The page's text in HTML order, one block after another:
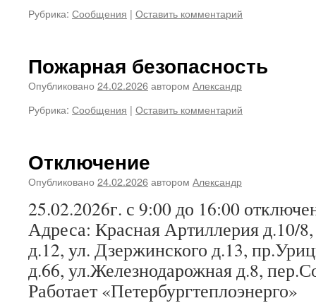
Рубрика: Сообщения | Оставить комментарий
Пожарная безопасность
Опубликовано 24.02.2026автором Александр
Рубрика: Сообщения | Оставить комментарий
Отключение
Опубликовано 24.02.2026автором Александр
25.02.2026г. с 9:00 до 16:00
Адреса: Красная Артиллерия д.10/
д.12, ул. Дзержинского д.13,
д.66, ул.Железнодарожная д.8,
Работает «Петербургтеплоэнерго»